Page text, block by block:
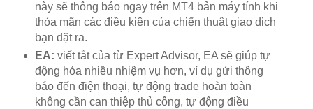
này sẽ thông báo ngay trên MT4 bản máy tính khi
thỏa mãn các điều kiện của chiến thuật giao dịch
bạn đặt ra.
EA: viết tắt của từ Expert Advisor, EA sẽ giúp tự
động hóa nhiều nhiệm vụ hơn, ví dụ gửi thông
báo đến điện thoại, tự động trade hoàn toàn
không cần can thiệp thủ công, tự động điều